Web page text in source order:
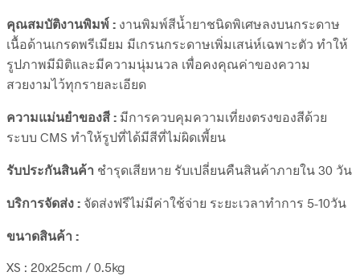
คุณสมบัติงานพิมพ์ : งานพิมพ์สีน้ำยาชนิดพิเศษลงบนกระดาษ
เนื้อด้านเกรดพรีเมียม มีเกรนกระดาษเพิ่มเสน่ห์เฉพาะตัว ทำให้
รูปภาพมีมิติและมีความนุ่มนวล เพื่อคงคุณค่าของความ
สวยงามไว้ทุกรายละเอียด
ความแม่นยำของสี : มีการควบคุมความเที่ยงตรงของสีด้วย
ระบบ CMS ทำให้รูปที่ได้มีสีที่ไม่ผิดเพี้ยน
รับประกันสินค้า ชำรุดเสียหาย รับเปลี่ยนคืนสินค้าภายใน 30 วัน
บริการจัดส่ง : จัดส่งฟรีไม่มีค่าใช้จ่าย ระยะเวลาทำการ 5-10วัน
ขนาดสินค้า :
XS : 20x25cm / 0.5kg